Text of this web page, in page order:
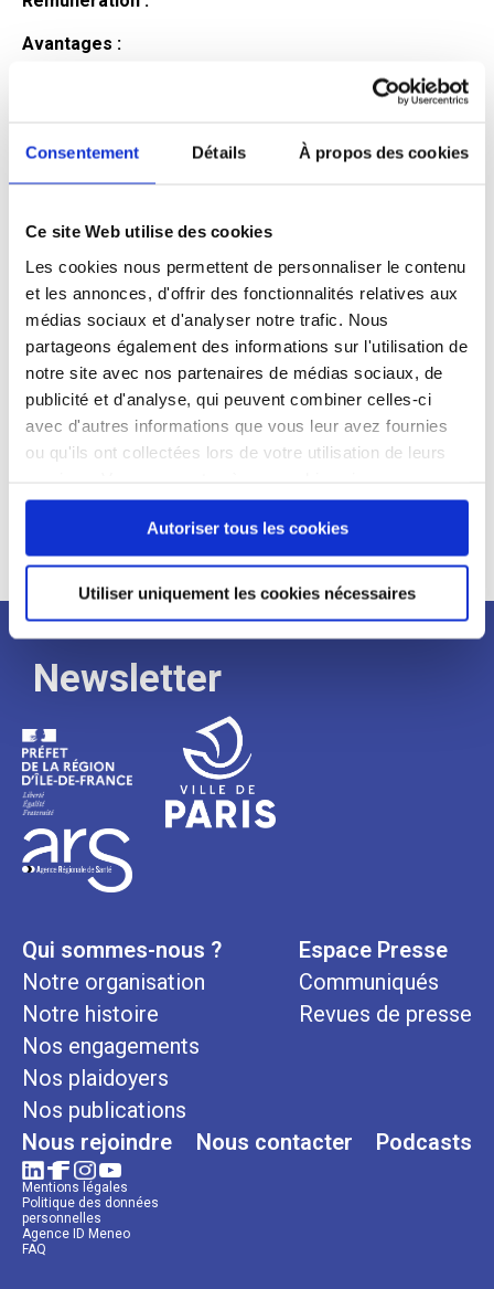
Consentement Détails À propos des cookies
Ce site Web utilise des cookies
Les cookies nous permettent de personnaliser le contenu
et les annonces, d'offrir des fonctionnalités relatives aux
médias sociaux et d'analyser notre trafic. Nous
partageons également des informations sur l'utilisation de
notre site avec nos partenaires de médias sociaux, de
publicité et d'analyse, qui peuvent combiner celles-ci
avec d'autres informations que vous leur avez fournies
ou qu'ils ont collectées lors de votre utilisation de leurs
continuez à utiliser notre site Web.
Autoriser tous les cookies
Utiliser uniquement les cookies nécessaires
Avantages :
candidat
Profil recherché :
Expérience :
Processus
de
recrutement
Newsletter
Qui sommes-nous ?
Notre organisation
Notre histoire
Nos engagements
Nos plaidoyers
Nos publications
Espace Presse
Communiqués
Revues de presse
Nous rejoindre Nous contacter Podcasts
Mentions légales
Politique des données
personnelles
Agence ID Meneo
FAQ